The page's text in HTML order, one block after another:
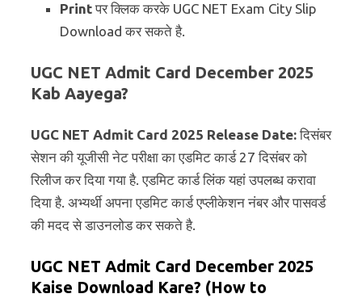
Printपर क्लिक करके UGC NET Exam City Slip
Download कर सकते है.
UGC NET Admit Card December 2025
Kab Aayega?
UGC NET Admit Card 2025 Release Date:दिसंबर
सेशन की यूजीसी नेट परीक्षा का एडमिट कार्ड 27 दिसंबर को
रिलीज कर दिया गया है. एडमिट कार्ड लिंक यहां उपलब्ध करावा
दिया है. अभ्यर्थी अपना एडमिट कार्ड एप्लीकेशन नंबर और पासवर्ड
की मदद से डाउनलोड कर सकते है.
UGC NET Admit Card December 2025
Kaise Download Kare? (How to